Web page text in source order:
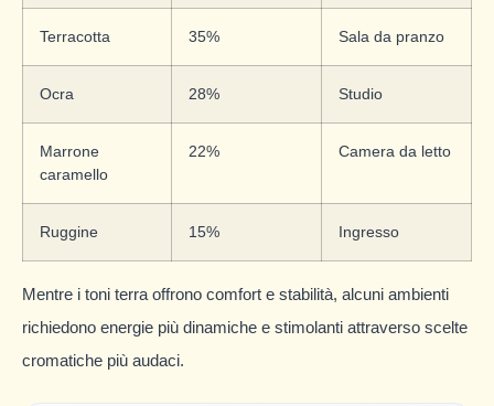
Terracotta 35% Sala da pranzo
Ocra 28% Studio
Marrone
caramello
22% Camera da letto
Ruggine 15% Ingresso
Mentre i toni terra offrono comfort e stabilità, alcuni ambienti
richiedono energie più dinamiche e stimolanti attraverso scelte
cromatiche più audaci.